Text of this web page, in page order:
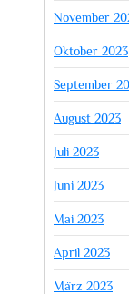
November
Oktober 2023
September
August 2023
Juli 2023
Juni 2023
Mai 2023
April 2023
März 2023